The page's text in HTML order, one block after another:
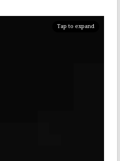
Tap to expand